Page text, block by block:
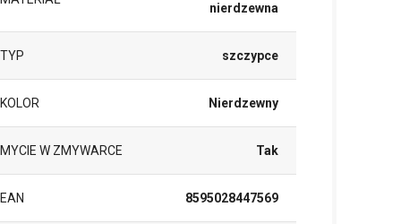
nierdzewna
TYP szczypce
KOLOR Nierdzewny
MYCIE W ZMYWARCE Tak
EAN 8595028447569